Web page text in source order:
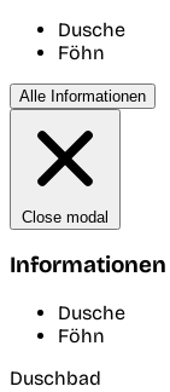
Dusche
Föhn
Alle Informationen
Close modal
Dusche
Föhn
Duschbad